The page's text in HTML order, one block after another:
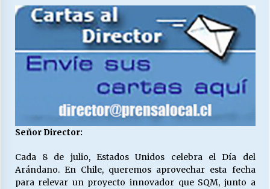
LABORAL:
13/07/2026
Escuela hospitalaria El Carmen de Maipu.
25/06/2026
¿Qué habrían dicho?
VOLVER A SER ALTERNATIVA
16/06/2026
Señor Director:
Cada 8 de julio, Estados Unidos celebra el Día del
Arándano. En Chile, queremos aprovechar esta fecha
para relevar un proyecto innovador que SQM, junto a